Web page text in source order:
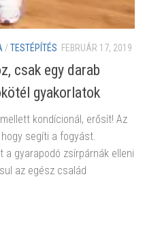
/TESTÉPÍTÉS FEBRUÁR 17, 2019
csak egy darab
gyakorlatok
kondícionál, erősít! Az
segíti a fogyást.
a gyarapodó zsírpárnák elleni
az egész család